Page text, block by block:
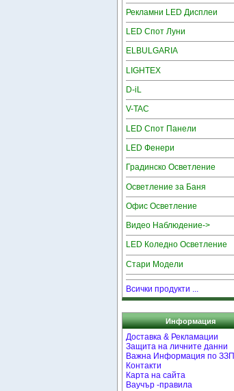
Рекламни LED Дисплеи
LED Спот Луни
ELBULGARIA
LIGHTEX
D-iL
V-TAC
LED Спот Панели
LED Фенери
Градинско Осветление
Осветление за Баня
Офис Осветление
Видео Наблюдение->
LED Коледно Осветление
Стари Модели
Всички продукти ...
Информация
Доставка & Рекламации
Защита на личните данни
Важна Информация по ЗЗП
Контакти
Карта на сайта
Ваучър -правила